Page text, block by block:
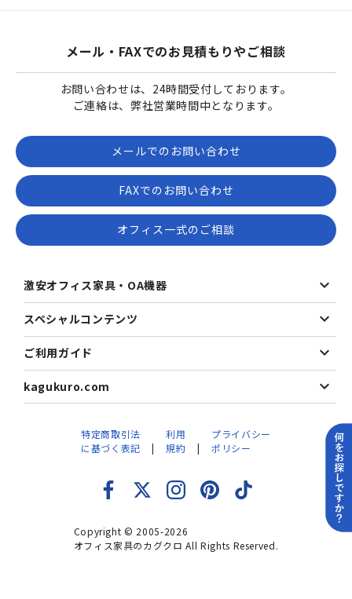
メール・FAXでのお見積もりやご相談
お問い合わせは、24時間受付しております。
ご連絡は、弊社営業時間中となります。
メールでのお問い合わせ
FAXでのお問い合わせ
オフィス一式のご相談
激安オフィス家具・OA機器
スペシャルコンテンツ
ご利用ガイド
kagukuro.com
Copyright © 2005-2026
オフィス家具のカグクロ All Rights Reserved.
特定商取引法
に基づく表記
利用
規約
プライバシー
ポリシー